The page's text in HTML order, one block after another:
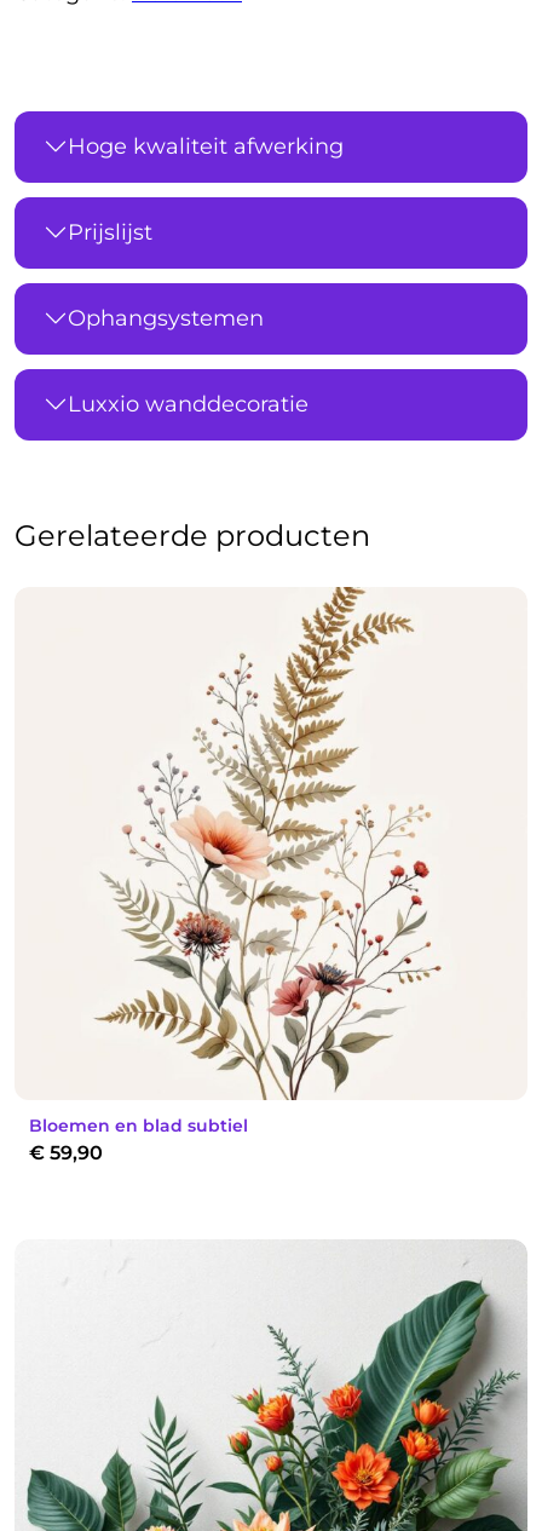
Hoge kwaliteit afwerking
Prijslijst
Ophangsystemen
Luxxio wanddecoratie
Gerelateerde producten
Bloemen en blad subtiel
€ 59,90